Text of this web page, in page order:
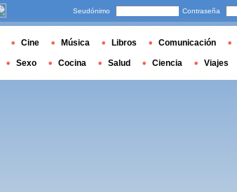
Seudónimo Contraseña
Cine Música Libros Comunicación
Sexo Cocina Salud Ciencia Viajes